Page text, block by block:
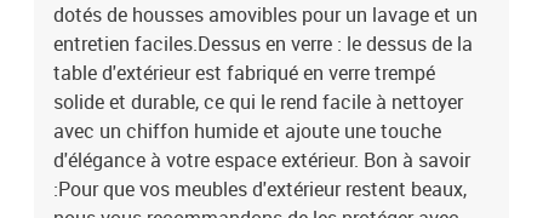
dotés de housses amovibles pour un lavage et un
entretien faciles.Dessus en verre : le dessus de la
table d'extérieur est fabriqué en verre trempé
solide et durable, ce qui le rend facile à nettoyer
avec un chiffon humide et ajoute une touche
d'élégance à votre espace extérieur. Bon à savoir
:Pour que vos meubles d'extérieur restent beaux,